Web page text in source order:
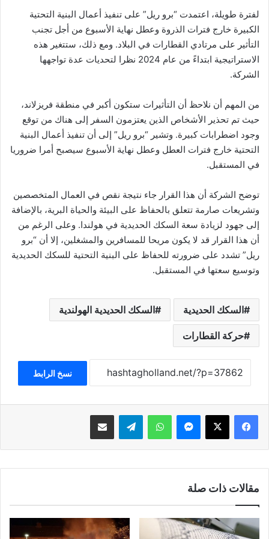
لفترة طويلة، اعتمدت “برو ريل” على تنفيذ أعمال البنية التحتية
الكبيرة خارج فترات الذروة وعطل نهاية الأسبوع من أجل تجنب
التأثير على مرتادي القطارات في البلاد. ومع ذلك، ستتغير هذه
الاستراتيجية ابتداءً من عام 2024 نظرا لتحديات عدة تواجهها
الشركة.
من المهم أن نلاحظ أن التأثيرات ستكون أكبر في منطقة فريزلاند،
حيث تم تحذير الأشخاص الذين يعتزمون السفر إلى هناك من توقع
وجود اضطرابات كبيرة. وتشير “برو ريل” إلى أن تنفيذ أعمال البنية
التحتية خارج فترات العطل وعطل نهاية الأسبوع سيصبح أمرا ضروريا
في المستقبل.
توضح الشركة أن هذا القرار جاء نتيجة نقص في العمال المتخصصين
وتشريعات صارمة تتعلق بالحفاظ على البيئة والحياة البرية، بالإضافة
إلى جهود لزيادة سعة السكك الحديدية في هولندا. وعلى الرغم من
أن هذا القرار قد لا يكون مريحا للمسافرين والمشغلين، إلا أن “برو
ريل” تشدد على ضرورته للحفاظ على البنية التحتية للسكك الحديدية
وتوسيع سعتها في المستقبل.
السكك الحديدية السكك الحديدية الهولندية
حركة القطارات
نسخ الرابط
فيسبوك ‫X ماسنجر واتساب تيلقرام مشاركة عبر البريد
مقالات ذات صلة